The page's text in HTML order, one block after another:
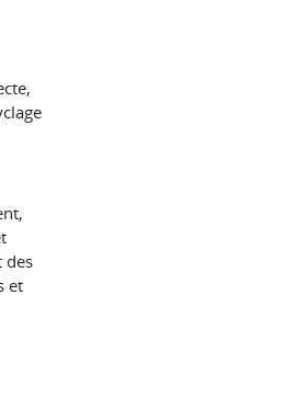
des
et